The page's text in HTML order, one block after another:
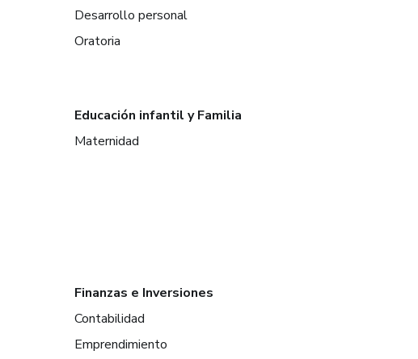
Desarrollo personal
Oratoria
Educación infantil y Familia
Maternidad
Finanzas e Inversiones
Contabilidad
Emprendimiento